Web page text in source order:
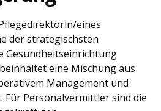
eines
der strategischsten
Gesundheitseinrichtung
eine Mischung aus
Management und
Für Personalvermittler sind die